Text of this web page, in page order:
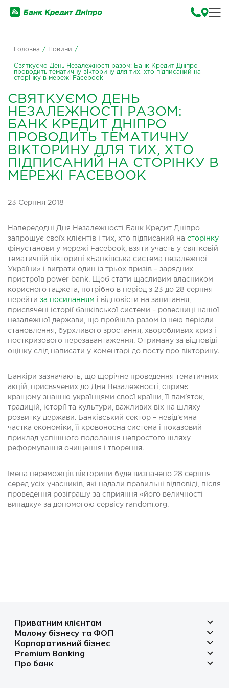
Головна / Новини /
Святкуємо День Незалежності разом: Банк Кредит Дніпро
проводить тематичну вікторину для тих, хто підписаний на
сторінку в мережі Facebook
СВЯТКУЄМО ДЕНЬ
НЕЗАЛЕЖНОСТІ РАЗОМ:
БАНК КРЕДИТ ДНІПРО
ПРОВОДИТЬ ТЕМАТИЧНУ
ВІКТОРИНУ ДЛЯ ТИХ, ХТО
ПІДПИСАНИЙ НА СТОРІНКУ В
МЕРЕЖІ FACEBOOK
23 Серпня 2018
Напередодні Дня Незалежності Банк Кредит Дніпро
запрошує своїх клієнтів і тих, хто підписаний на сторінку
фінустанови у мережі Facebook, взяти участь у святковій
тематичній вікторині «Банківська система незалежної
України» і виграти один із трьох призів – зарядних
пристроїв power bank. Щоб стати щасливим власником
корисного гаджета, потрібно в період з 23 до 28 серпня
перейти за посиланням і відповісти на запитання,
присвячені історії банківської системи – ровесниці нашої
незалежної держави, що пройшла разом із нею періоди
становлення, бурхливого зростання, хворобливих криз і
посткризового перезавантаження. Отриману за відповіді
оцінку слід написати у коментарі до посту про вікторину.
Банкіри зазначають, що щорічне проведення тематичних
акцій, присвячених до Дня Незалежності, сприяє
кращому знанню українцями своєї країни, її пам’яток,
традицій, історії та культури, важливих віх на шляху
розвитку держави. Банківський сектор – невід’ємна
частка економіки, її кровоносна система і показовий
приклад успішного подолання непростого шляху
реформування очищення і творення.
Імена переможців вікторини буде визначено 28 серпня
серед усіх учасників, які надали правильні відповіді, після
проведення розіграшу за сприяння «його величності
випадку» за допомогою сервісу random.org.
Приватним клієнтам
Депозити
Кредити
Платіжні картки
Платежі
Малому бізнесу та ФОП
Рахунок для бізнесу
Фінансування
Корпоративний бізнес
Рахунки і платежі
Депозити
Premium Banking
Депозити
Платіжні картки
Про банк